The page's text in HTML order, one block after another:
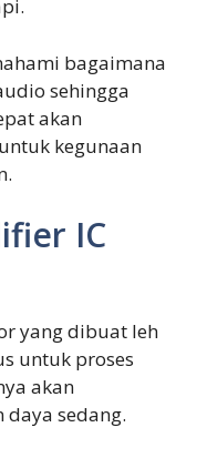
bagaimana
sehingga
akan
kegunaan
IC
yang dibuat leh
untuk proses
akan
sedang.